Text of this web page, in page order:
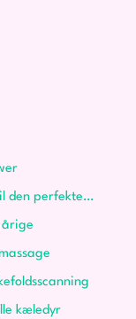
Barselsgave – masser af gode ideer til den perfekte gave
kæledyr